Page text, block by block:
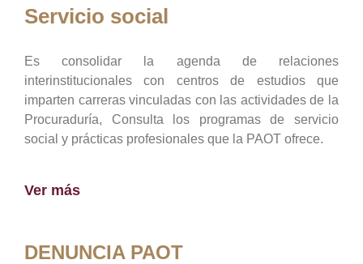
Servicio social
Es consolidar la agenda de relaciones
interinstitucionales con centros de estudios que
imparten carreras vinculadas con las actividades de la
Procuraduría, Consulta los programas de servicio
social y prácticas profesionales que la PAOT ofrece.
Ver más
DENUNCIA PAOT